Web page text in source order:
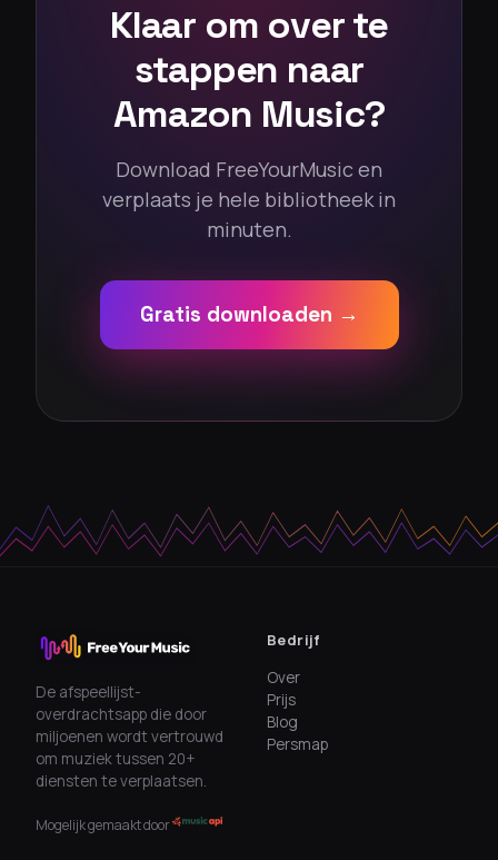
Klaar om over te
stappen naar
Amazon Music?
Download FreeYourMusic en
verplaats je hele bibliotheek in
minuten.
Gratis downloaden →
De afspeellijst-
overdrachtsapp die door
miljoenen wordt vertrouwd
om muziek tussen 20+
diensten te verplaatsen.
Mogelijk gemaakt door
Bedrijf
Over
Prijs
Blog
Persmap